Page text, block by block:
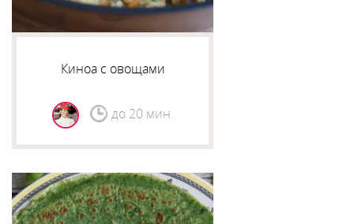
Киноа с овощами
до 20 мин.